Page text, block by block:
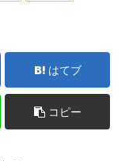
はてブ
コピー